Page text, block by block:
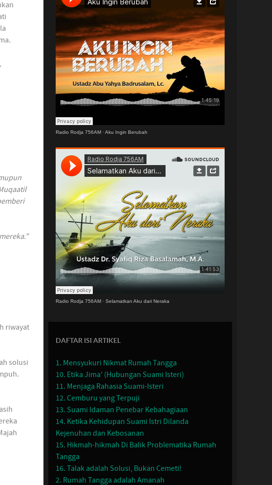
riwayat
solusi
Radio Rodja 756AM ·Aku Ingin Berubah
Radio Rodja 756AM · Selamatkan Aku dari Neraka
DAFTAR ISI ARTIKEL
1. Mensyukuri Nikmat Rumah Tangga
10. Etika Jima' (Hubungan Suami Isteri)
11. Menjaga Rahasia Suami-Isteri
12. Cemburu yang Terpuji
13. Suami Idaman Penebar Kebahagiaan
14. Ketika Kehidupan Suami Istri Dilanda
Kejenuhan dan Kebosanan
15. Hikmah-hikmah Di Balik Problematika Rumah
Tangga
16. Talak adalah Solusi, Bukan Cemeti!
2. Rumah Tangga adalah Amanah